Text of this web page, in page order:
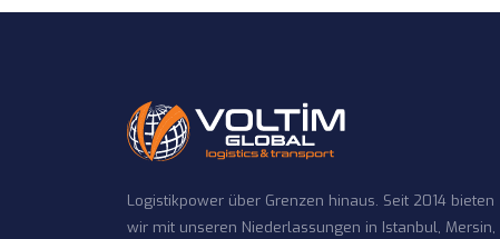
Logistikpower über Grenzen hinaus. Seit 2014 bieten
wir mit unseren Niederlassungen in Istanbul, Mersin,